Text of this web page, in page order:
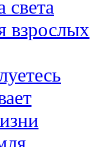
света
взрослых